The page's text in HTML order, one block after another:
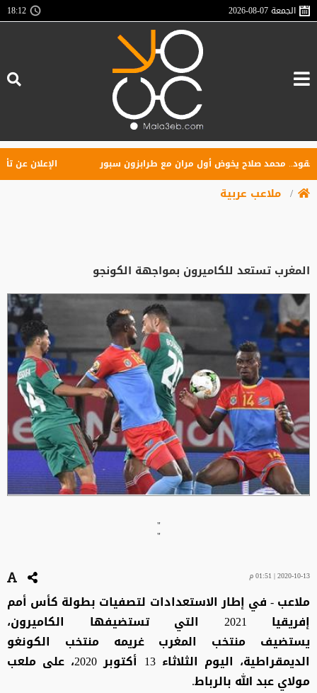
الجمعة2026-08-07
18:12
محمد صلاح يخوض أول مران مع طرابزون سبور الإعلان عن
ملاعب عربية
المغرب تستعد للكاميرون بمواجهة الكونجو
"
"
2020-10-13 | 01:51 م
ملاعب - في إطار الاستعدادات لتصفيات بطولة كأس أمم
إفريقيا 2021 التي تستضيفها الكاميرون،
يستضيف منتخب المغرب غريمه منتخب الكونغو
الديمقراطية، اليوم الثلاثاء 13 أكتوبر 2020، على ملعب
مولاي عبد الله بالرباط.